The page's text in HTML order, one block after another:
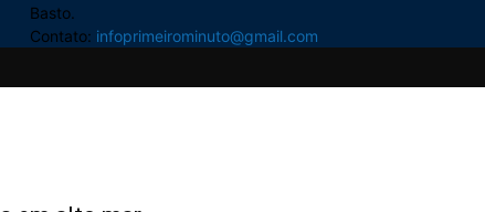
Basto.
Contato: infoprimeirominuto@gmail.com